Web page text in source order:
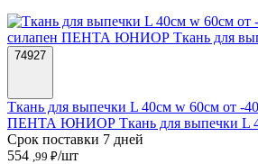
74927
Ткань для выпечки L 40см w 60см от -
ПЕНТА ЮНИОР Ткань для выпечки L
Срок поставки 7 дней
554 ,99 ₽/шт